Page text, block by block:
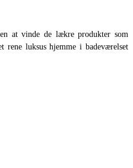
at vinde de lækre produkter som
rene luksus hjemme i badeværelset